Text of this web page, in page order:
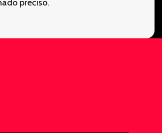
preciso.